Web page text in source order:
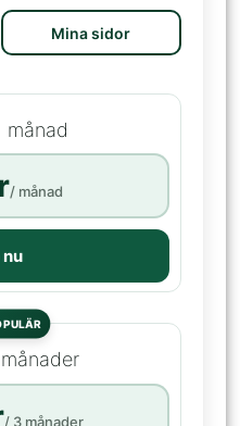
Mina sidor
månad
/ månad
nu
/ 3 månader